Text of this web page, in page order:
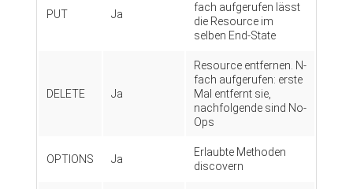
PUT Ja
fach aufgerufen lässt
die Resource im
selben End-State
DELETE Ja
Resource entfernen. N-
fach aufgerufen: erste
Mal entfernt sie,
nachfolgende sind No-
Ops
OPTIONS Ja
Erlaubte Methoden
discovern